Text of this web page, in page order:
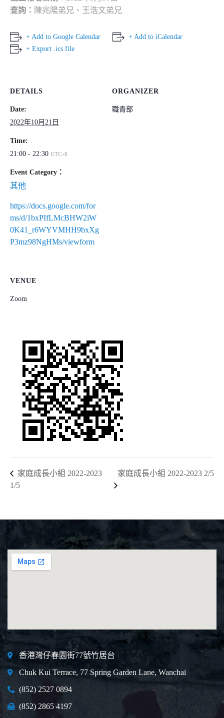
查詢： 陳兆陽弟兄、王浩文弟兄
+ Add to Google Calendar
+ Add to iCalendar
+ Export .ics file
DETAILS
Date:
2022年10月21日
Time:
21:00 - 22:30 UTC+8
Event Category ：
其他
https://docs.google.com/for
ms/d/1bxPIfLMcBHW2iW
0K41_r6WYVMHH9bxXg
P3mz98NgHMs/viewform
ORGANIZER
職青部
VENUE
Zoom
家庭成長小組 2022-2023
1/5
家庭成長小組 2022-2023 2/5
香港灣仔春園街77號竹居台
Chuk Kui Terrace, 77 Spring Garden Lane, Wanchai
(852) 2527 0894
(852) 2865 4197